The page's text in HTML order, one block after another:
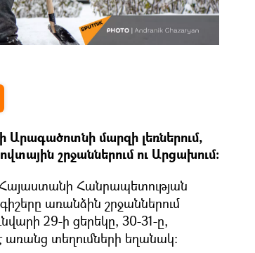
Արագածոտնի մարզի լեռներում,
շրջաններում ու Արցախում։
Հանրապետության
առանձին շրջաններում
29-ի ցերեկը, 30-31-ը,
առանց տեղումների եղանակ: